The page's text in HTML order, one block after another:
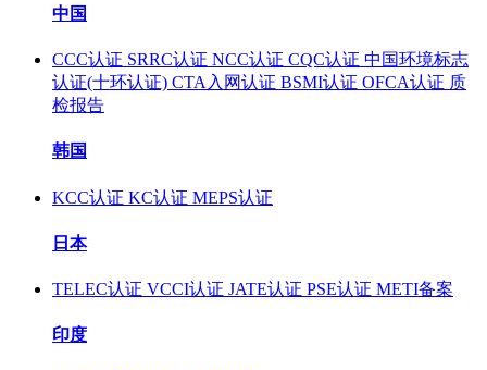
中国
CCC认证 SRRC认证 NCC认证 CQC认证 中国环境标志
认证(十环认证) CTA入网认证 BSMI认证 OFCA认证 质
检报告
韩国
KCC认证 KC认证 MEPS认证
日本
TELEC认证 VCCI认证 JATE认证 PSE认证 METI备案
印度